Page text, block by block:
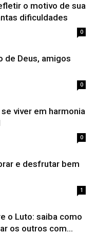
o motivo de sua
dificuldades
0
de Deus, amigos
0
viver em harmonia
0
e desfrutar bem
1
o Luto: saiba como
os outros com...